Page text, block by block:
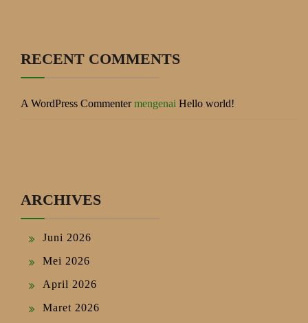
RECENT COMMENTS
A WordPress Commentermengenai Hello world!
ARCHIVES
Juni 2026
Mei 2026
April 2026
Maret 2026